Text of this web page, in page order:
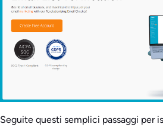
Seguite questi semplici passaggi per